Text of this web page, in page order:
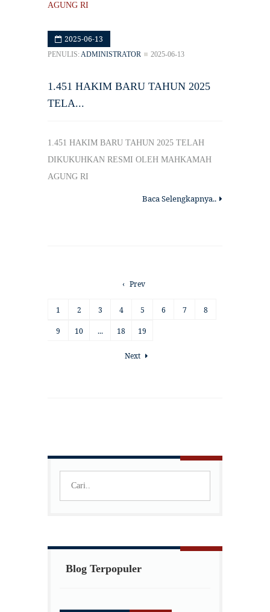
2025-06-13
PENULIS:ADMINISTRATOR 2025-06-13
1.451 HAKIM BARU TAHUN 2025
TELA...
1.451 HAKIM BARU TAHUN 2025 TELAH
DIKUKUHKAN RESMI OLEH MAHKAMAH
AGUNG RI
Baca Selengkapnya..
‹ Prev
1 2 3 4 5 6 7 8
9 10 ... 18 19
Next
Blog Terpopuler